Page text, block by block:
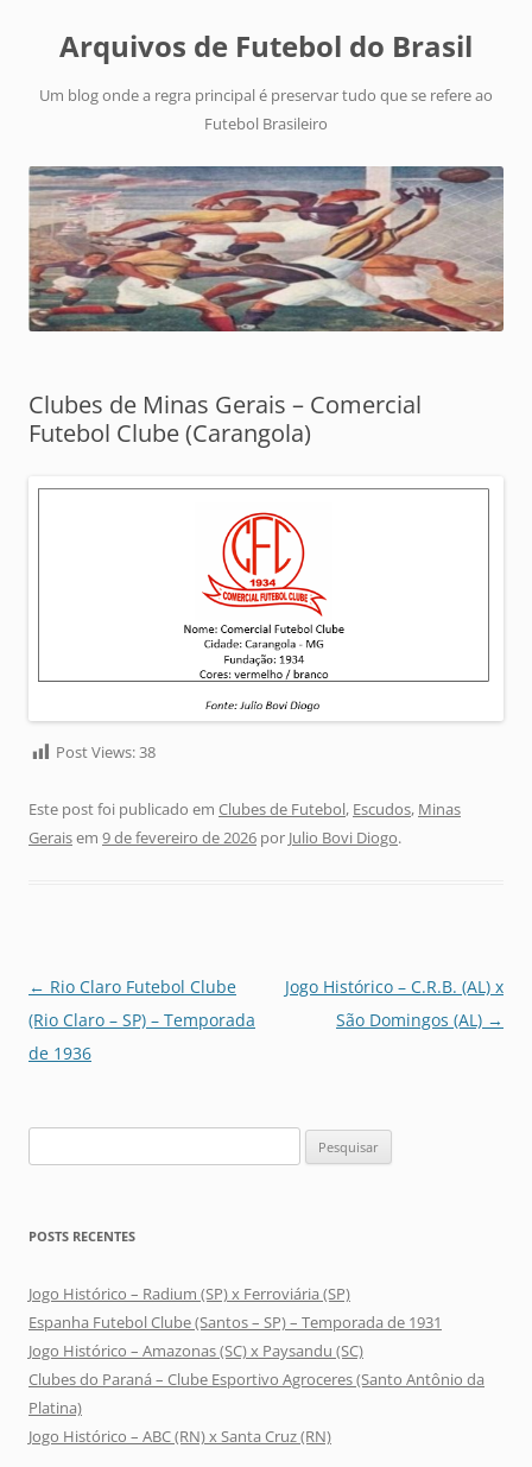
Arquivos de Futebol do Brasil
Um blog onde a regra principal é preservar tudo que se refere ao
Futebol Brasileiro
Clubes de Minas Gerais – Comercial
Futebol Clube (Carangola)
Post Views:38
Este post foi publicado em Clubes de Futebol, Escudos, Minas
Geraisem 9 de fevereiro de 2026 por Julio Bovi Diogo.
Navegação
de
posts
← Rio Claro Futebol Clube
(Rio Claro – SP) – Temporada
de 1936
Jogo Histórico – C.R.B. (AL) x
São Domingos (AL) →
por:
POSTS RECENTES
Jogo Histórico – Radium (SP) x Ferroviária (SP)
Espanha Futebol Clube (Santos – SP) – Temporada de 1931
Jogo Histórico – Amazonas (SC) x Paysandu (SC)
Clubes do Paraná – Clube Esportivo Agroceres (Santo Antônio da
Platina)
Jogo Histórico – ABC (RN) x Santa Cruz (RN)